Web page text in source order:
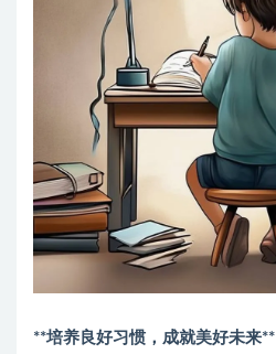
**培养良好习惯，成就美好未来**